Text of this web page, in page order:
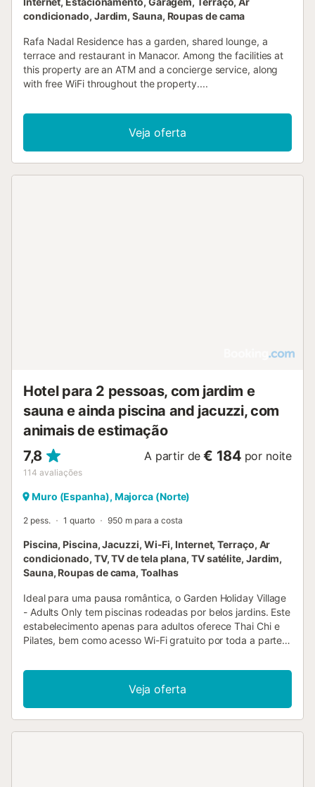
condicionado, Jardim, Sauna, Roupas de cama
Rafa Nadal Residence has a garden, shared lounge, a
terrace and restaurant in Manacor. Among the facilities at
this property are an ATM and a concierge service, along
with free WiFi throughout the property....
Veja oferta
Hotel para 2 pessoas, com jardim e
sauna e ainda piscina and jacuzzi, com
animais de estimação
7,8
114 avaliações
A partir de € 184 por noite
Muro (Espanha), Majorca (Norte)
2 pess. 1 quarto 950 m para a costa
Piscina, Piscina, Jacuzzi, Wi-Fi, Internet, Terraço, Ar
condicionado, TV, TV de tela plana, TV satélite, Jardim,
Sauna, Roupas de cama, Toalhas
Ideal para uma pausa romântica, o Garden Holiday Village
- Adults Only tem piscinas rodeadas por belos jardins. Este
estabelecimento apenas para adultos oferece Thai Chi e
Pilates, bem como acesso Wi-Fi gratuito por toda a parte.
apresentar um documento de identificação com fotografia
e um cartão de crédito. Por favor, observe que todos os
Pedidos Especiais estão sujeitos à disponibilidade e que
poderão acarretar custos adicionais....
Veja oferta